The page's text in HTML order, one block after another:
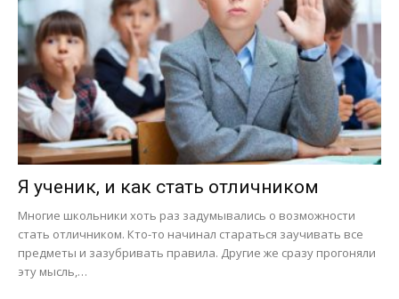
Я ученик, и как стать отличником
Многие школьники хоть раз задумывались о возможности
стать отличником. Кто-то начинал стараться заучивать все
предметы и зазубривать правила. Другие же сразу прогоняли
эту мысль,…